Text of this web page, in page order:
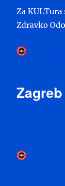
Za KULTura
Zdravko